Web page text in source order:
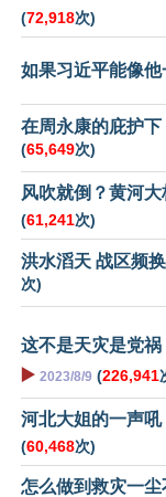
(72,918次)
如果习近平能像
在周永康的庇护
(65,649次)
风吹就倒？黄河
(61,241次)
洪水滔天 战区频
次)
这不是天灾是党
▶️ 2023/8/9 (226,941
河北大姐的一声
(60,468次)
怎么做到救灾一